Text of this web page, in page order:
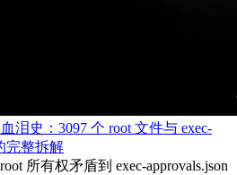
泪史：3097 个 root 文件与 exec-
完整拆解
所有权矛盾到 exec-approvals.json